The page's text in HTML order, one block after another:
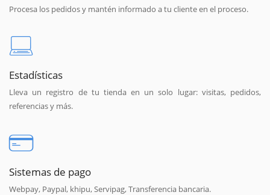
Procesa los pedidos y mantén informado a tu cliente en el proceso.
Estadísticas
Lleva un registro de tu tienda en un solo lugar: visitas, pedidos,
referencias y más.
Sistemas de pago
Webpay, Paypal, khipu, Servipag, Transferencia bancaria.